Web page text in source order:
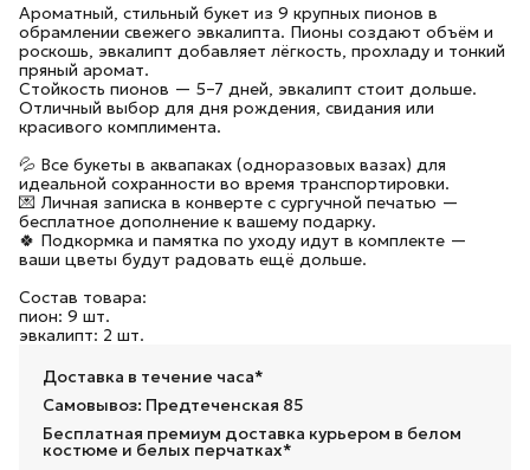
Ароматный, стильный букет из 9 крупных пионов в
обрамлении свежего эвкалипта. Пионы создают объём и
роскошь, эвкалипт добавляет лёгкость, прохладу и тонкий
пряный аромат.
Стойкость пионов — 5–7 дней, эвкалипт стоит дольше.
Отличный выбор для дня рождения, свидания или
красивого комплимента.
💦 Все букеты в аквапаках (одноразовых вазах) для
идеальной сохранности во время транспортировки.
💌 Личная записка в конверте с сургучной печатью —
бесплатное дополнение к вашему подарку.
🍀 Подкормка и памятка по уходу идут в комплекте —
ваши цветы будут радовать ещё дольше.
Состав товара:
пион: 9 шт.
эвкалипт: 2 шт.
Доставка в течение часа*
Самовывоз: Предтеченская 85
Бесплатная премиум доставка курьером в белом
костюме и белых перчатках*